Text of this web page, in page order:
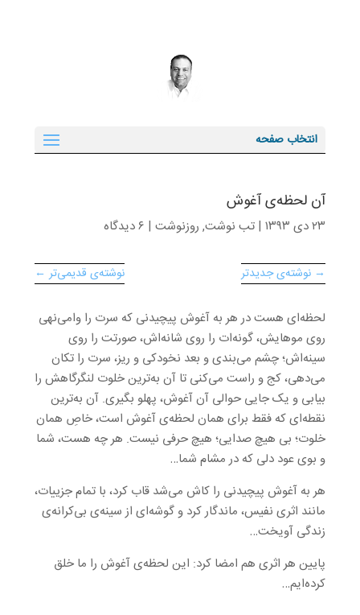
انتخاب صفحه
آن لحظه‌ی آغوش
۲۳ دی ۱۳۹۳ | تب نوشت, روزنوشت| ۶ دیدگاه
نوشته‌ی قدیمی‌تر ← → نوشته‌ی جدیدتر
لحظه‌ای هست در هر به آغوش پیچیدنی که سرت را وامی‌نهی
روی موهایش، گونه‌ات را روی شانه‌اش، صورتت را روی
سینه‌اش؛ چشم می‌بندی و بعد نخودکی و ریز، سرت را تکان
می‌دهی، کج و راست می‌کنی تا آن به‌ترین خلوت لنگرگاهش را
بیابی و یک جایی حوالی آن آغوش، پهلو بگیری. آن به‌ترین
نقطه‌ای که فقط برای همان لحظه‌ی آغوش است، خاصِ همان
خلوت؛ بی هیچ صدایی؛ هیچ حرفی نیست. هر چه هست، شما
و بوی عود دلی که در مشام شما…
هر به آغوش پیچیدنی را کاش می‌شد قاب کرد، با تمام جزییات،
مانند اثری نفیس، ماندگار کرد و گوشه‌ای از سینه‌ی بی‌کرانه‌ی
زندگی آویخت…
پایین هر اثری هم امضا کرد: این لحظه‌ی آغوش را ما خلق
کرده‌ایم…